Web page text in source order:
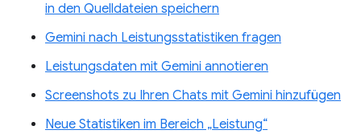
in den Quelldateien speichern
Gemini nach Leistungsstatistiken fragen
Leistungsdaten mit Gemini annotieren
Screenshots zu Ihren Chats mit Gemini hinzufügen
Neue Statistiken im Bereich „Leistung“